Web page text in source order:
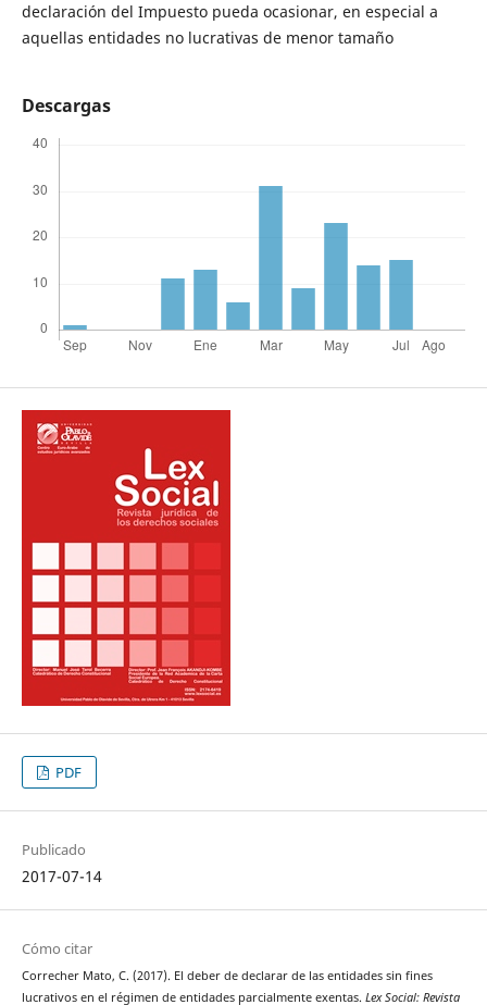
declaración del Impuesto pueda ocasionar, en especial a
aquellas entidades no lucrativas de menor tamaño
Descargas
PDF
Publicado
2017-07-14
Cómo citar
Correcher Mato, C. (2017). El deber de declarar de las entidades sin fines
lucrativos en el régimen de entidades parcialmente exentas. Lex Social: Revista